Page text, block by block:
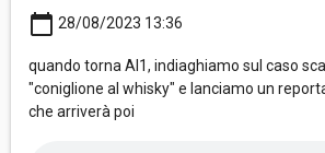
calendar_today 28/08/2023 13:36
quando torna Al1, indiaghiamo sul caso
"coniglione al whisky" e lanciamo un
che arriverà poi